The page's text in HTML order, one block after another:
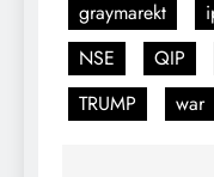
graymarekt
NSE
QIP
TRUMP
war